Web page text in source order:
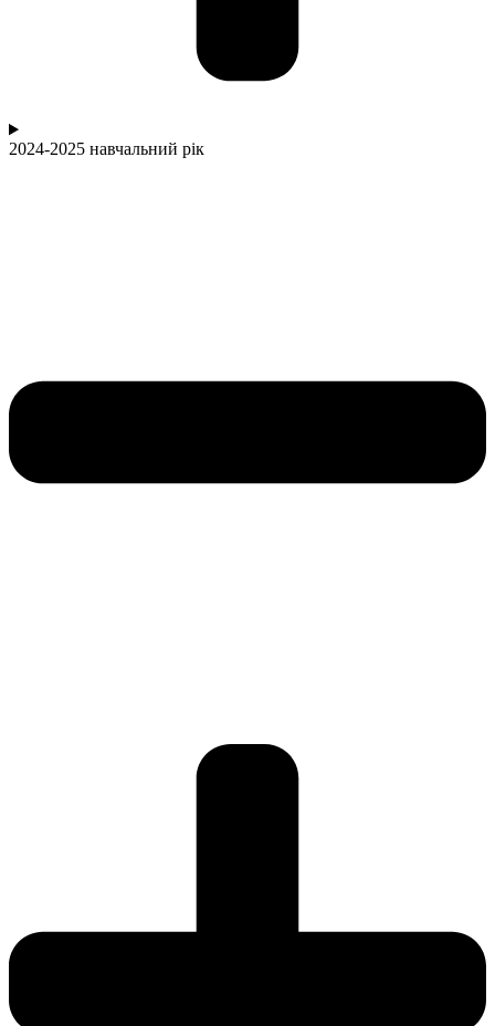
2024-2025 навчальний рік